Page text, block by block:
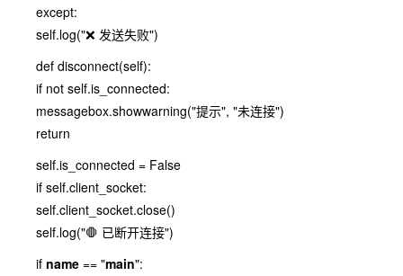
except:
self.log("❌ 发送失败")
def disconnect(self):
if not self.is_connected:
messagebox.showwarning("提示", "未连接")
return
self.is_connected = False
if self.client_socket:
self.client_socket.close()
self.log("🛑 已断开连接")
if name == "main":